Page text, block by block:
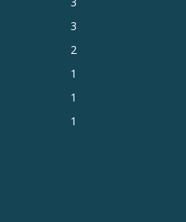
3
2
1
1
1